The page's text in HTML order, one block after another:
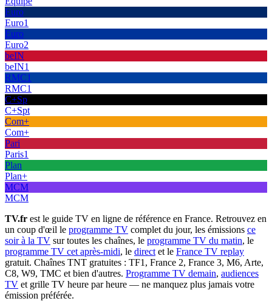
Euro
Euro1
Euro
Euro2
beIN
beIN1
RMC1
RMC1
C+Sp
C+Spt
Com+
Com+
Pari
Paris1
Plan
Plan+
MCM
MCM
TV.fr est le guide TV en ligne de référence en France. Retrouvez en
un coup d'œil le programme TV complet du jour, les émissions ce
soir à la TV sur toutes les chaînes, le programme TV du matin, le
programme TV cet après-midi, le direct et le France TV replay
gratuit. Chaînes TNT gratuites : TF1, France 2, France 3, M6, Arte,
C8, W9, TMC et bien d'autres. Programme TV demain, audiences
TV et grille TV heure par heure — ne manquez plus jamais votre
émission préférée.